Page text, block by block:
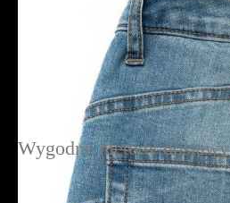
Wygodne metody dostawy